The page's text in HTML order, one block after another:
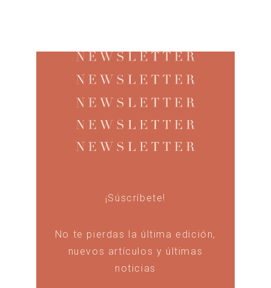
¡Súscríbete!
No te pierdas la última edición,
nuevos artículos y últimas
noticias